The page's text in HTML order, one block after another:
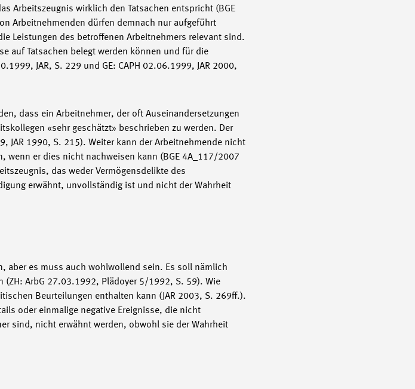
Arbeitszeugnis wirklich den Tatsachen entspricht (BGE
Arbeitnehmenden dürfen demnach nur aufgeführt
Leistungen des betroffenen Arbeitnehmers relevant sind.
auf Tatsachen belegt werden können und für die
JAR, S. 229 und GE: CAPH 02.06.1999, JAR 2000,
dass ein Arbeitnehmer, der oft Auseinandersetzungen
«sehr geschätzt» beschrieben zu werden. Der
JAR 1990, S. 215). Weiter kann der Arbeitnehmende nicht
wenn er dies nicht nachweisen kann (BGE 4A_117/2007
das weder Vermögensdelikte des
erwähnt, unvollständig ist und nicht der Wahrheit
aber es muss auch wohlwollend sein. Es soll nämlich
ArbG 27.03.1992, Plädoyer 5/1992, S. 59). Wie
Beurteilungen enthalten kann (JAR 2003, S. 269ff.).
oder einmalige negative Ereignisse, die nicht
sind, nicht erwähnt werden, obwohl sie der Wahrheit